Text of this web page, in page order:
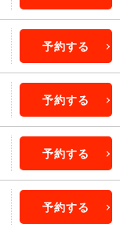
予約する
予約する
予約する
予約する